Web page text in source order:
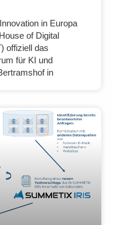
in Europa
of Digital
offiziell das
für KI und
in